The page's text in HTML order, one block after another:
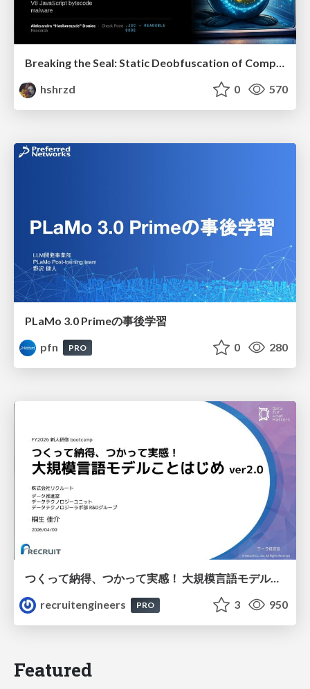
Breaking the Seal: Static Deobfuscation of Compiled V8 JavaScript Bytecode Malware
hshrzd
0 570
PLaMo 3.0 Primeの事後学習
pfn
PRO 0 280
つくって納得、つかって実感！ 大規模言語モデルことはじめ ver2.0
recruitengineers
PRO 3 950
Featured